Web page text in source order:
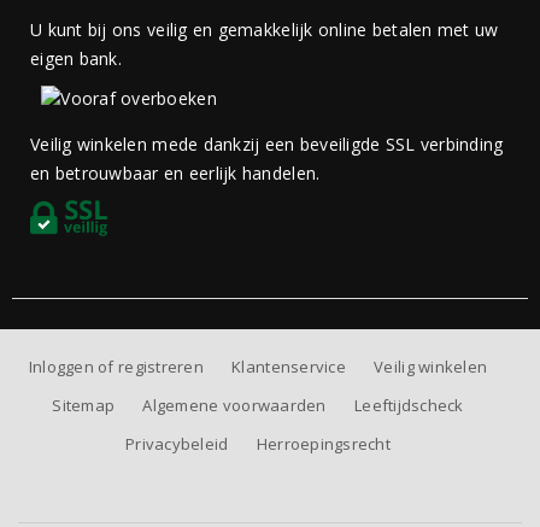
U kunt bij ons veilig en gemakkelijk online betalen met uw
eigen bank.
Veilig winkelen mede dankzij een beveiligde SSL verbinding
en betrouwbaar en eerlijk handelen.
Inloggen of registreren Klantenservice
Veilig winkelen
Sitemap
Algemene voorwaarden
Leeftijdscheck
Privacybeleid
Herroepingsrecht